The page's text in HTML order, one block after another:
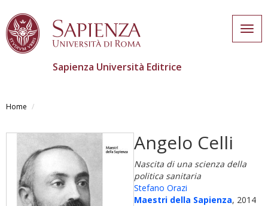
contenuto
Sapienza Università Editrice
Home
Angelo Celli
Nascita di una scienza della
politica sanitaria
Stefano Orazi
Maestri della Sapienza, 2014